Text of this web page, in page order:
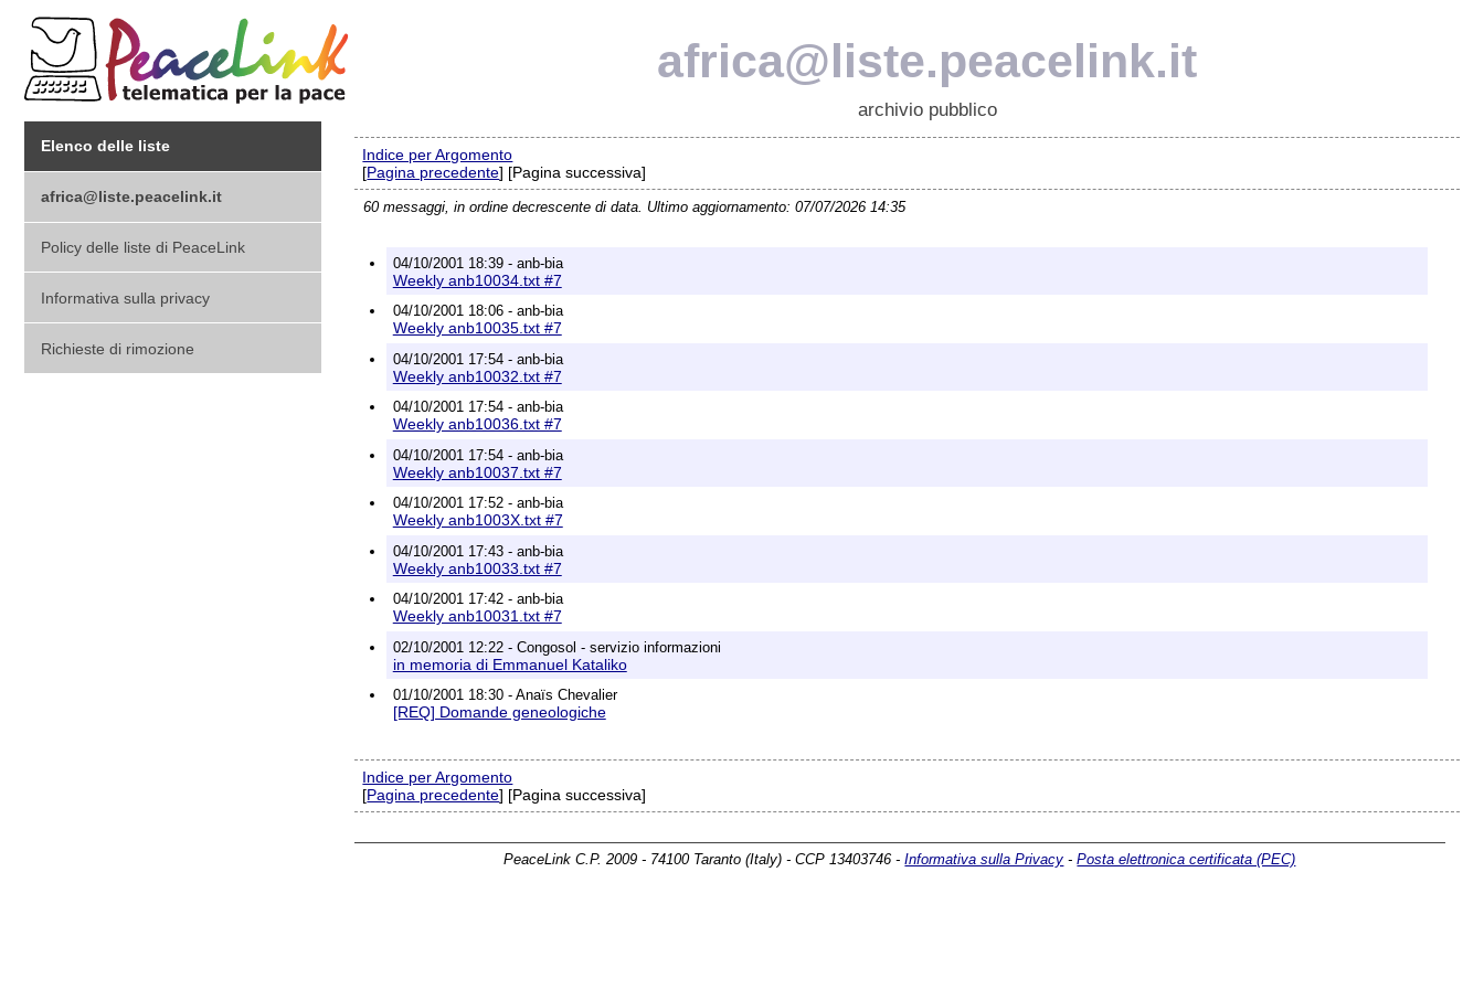
africa@liste.peacelink.it
archivio pubblico
Elenco delle liste
africa@liste.peacelink.it
Policy delle liste di PeaceLink
Informativa sulla privacy
Richieste di rimozione
Indice per Argomento
[Pagina precedente] [Pagina successiva]
60 messaggi, in ordine decrescente di data. Ultimo aggiornamento: 07/07/2026 14:35
04/10/2001 18:39 - anb-bia
Weekly anb10034.txt #7
04/10/2001 18:06 - anb-bia
Weekly anb10035.txt #7
04/10/2001 17:54 - anb-bia
Weekly anb10032.txt #7
04/10/2001 17:54 - anb-bia
Weekly anb10036.txt #7
04/10/2001 17:54 - anb-bia
Weekly anb10037.txt #7
04/10/2001 17:52 - anb-bia
Weekly anb1003X.txt #7
04/10/2001 17:43 - anb-bia
Weekly anb10033.txt #7
04/10/2001 17:42 - anb-bia
Weekly anb10031.txt #7
02/10/2001 12:22 - Congosol - servizio informazioni
in memoria di Emmanuel Kataliko
01/10/2001 18:30 - Anaïs Chevalier
[REQ] Domande geneologiche
Indice per Argomento
[Pagina precedente] [Pagina successiva]
PeaceLink C.P. 2009 - 74100 Taranto (Italy) - CCP 13403746 -Informativa sulla Privacy -Posta elettronica certificata (PEC)